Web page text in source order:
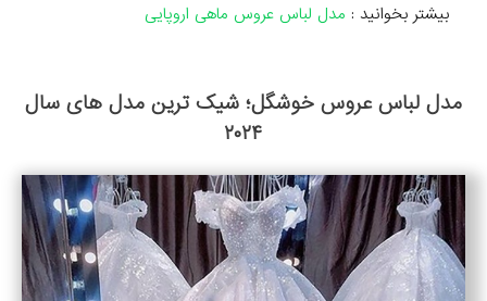
بیشتر بخوانید : مدل لباس عروس ماهی اروپایی
مدل لباس عروس خوشگل؛ شیک ترین مدل های سال
۲۰۲۴